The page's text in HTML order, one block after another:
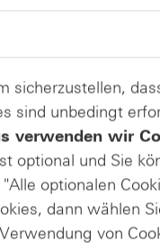
sicherzustellen,
sind unbedingt
verwenden wir
optional und Sie
optionalen
dann wählen
von